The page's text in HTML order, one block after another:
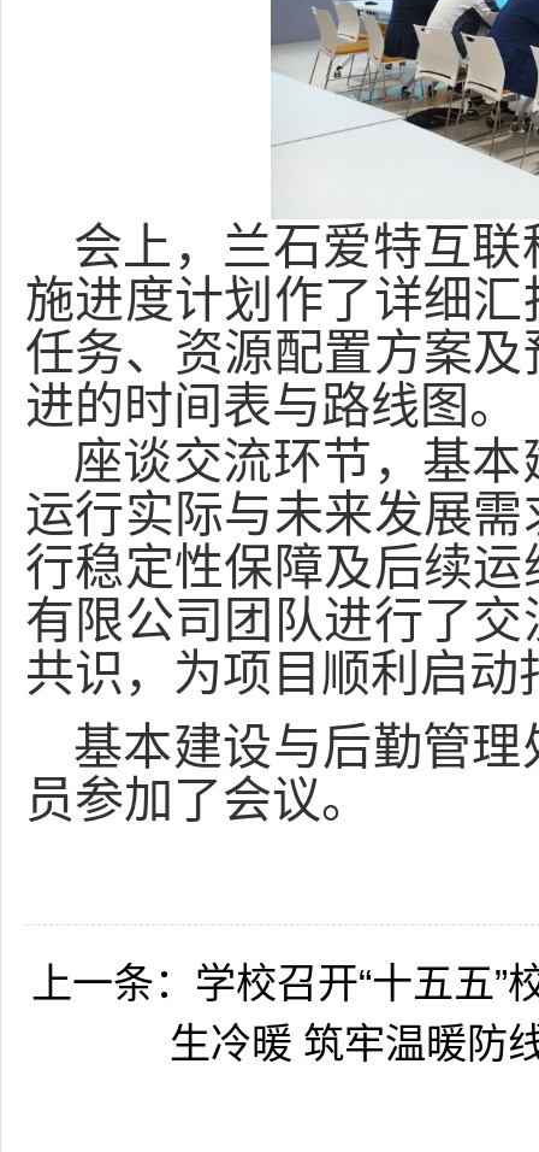
会上，兰石爱特互
施进度计划作了详细
任务、资源配置方案
进的时间表与路线图。
座谈交流环节，基
运行实际与未来发展
行稳定性保障及后续
有限公司团队进行了
共识，为项目顺利启
基本建设与后勤管
员参加了会议。
上一条： 学校召开“十五五”
生冷暖 筑牢温暖防